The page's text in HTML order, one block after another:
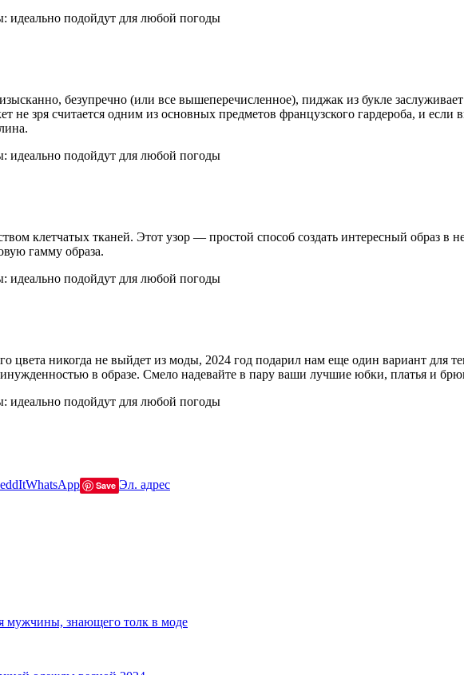
безупречно (или все вышеперечисленное), пиджак из букле
не зря считается одним из основных предметов французского гардероба, и
клетчатых тканей. Этот узор — простой способ создать интересный образ
гамму образа.
цвета никогда не выйдет из моды, 2024 год подарил нам еще один вариант
в образе. Смело надевайте в пару ваши лучшие юбки, платья и
WhatsApp Save Эл. адрес
мужчины, знающего толк в моде